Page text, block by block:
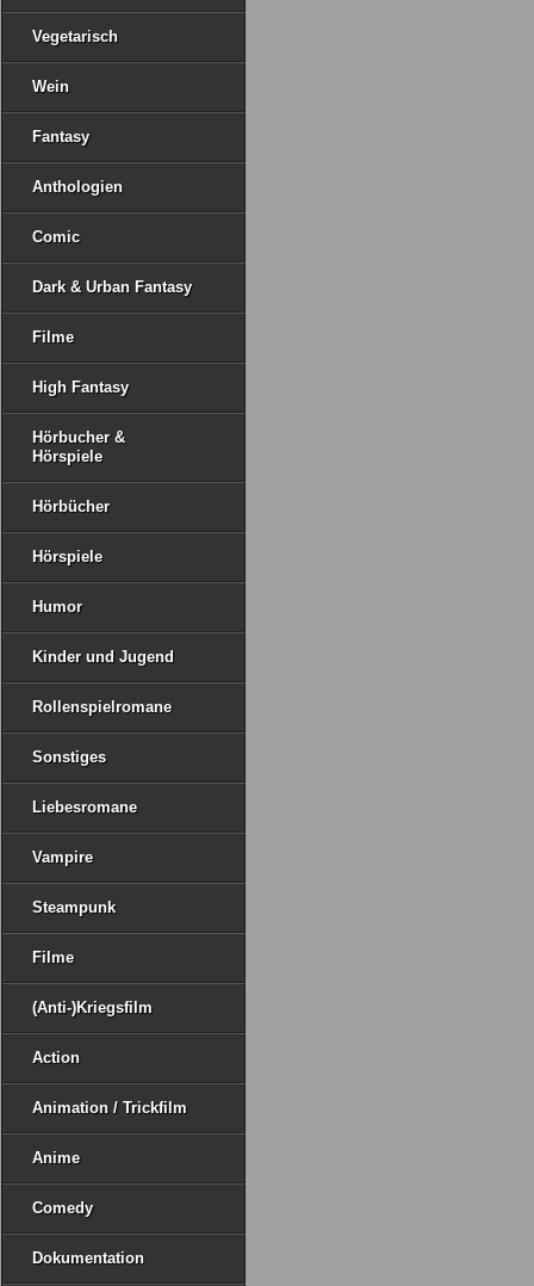
Vegetarisch
Wein
Fantasy
Anthologien
Comic
Dark & Urban Fantasy
Filme
High Fantasy
Hörbucher &
Hörspiele
Hörbücher
Hörspiele
Humor
Kinder und Jugend
Rollenspielromane
Sonstiges
Liebesromane
Vampire
Steampunk
Filme
(Anti-)Kriegsfilm
Action
Animation / Trickfilm
Anime
Comedy
Dokumentation